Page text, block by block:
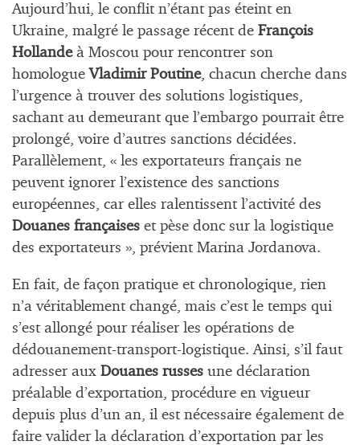
Aujourd’hui, le conflit n’étant pas éteint en
Ukraine, malgré le passage récent de François
Hollandeà Moscou pour rencontrer son
homologueVladimir Poutine, chacun cherche dans
l’urgence à trouver des solutions logistiques,
sachant au demeurant que l’embargo pourrait être
prolongé, voire d’autres sanctions décidées.
Parallèlement, « les exportateurs français ne
peuvent ignorer l’existence des sanctions
européennes, car elles ralentissent l’activité des
Douanes françaises et pèse donc sur la logistique
des exportateurs », prévient Marina Jordanova.
En fait, de façon pratique et chronologique, rien
n’a véritablement changé, mais c’est le temps qui
s’est allongé pour réaliser les opérations de
dédouanement-transport-logistique. Ainsi, s’il faut
adresser aux Douanes russes une déclaration
préalable d’exportation, procédure en vigueur
depuis plus d’un an, il est nécessaire également de
faire valider la déclaration d’exportation par les